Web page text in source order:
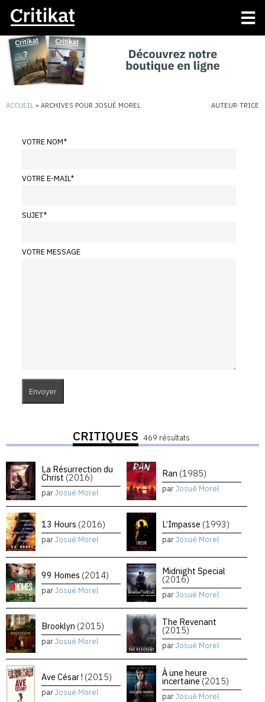
ACCUEIL » ARCHIVES POUR JOSUÉ MOREL AUTEUR·TRICE
VOTRE NOM*
VOTRE E-MAIL*
SUJET*
VOTRE MESSAGE
CRITIQUES 469 résultats
La Résurrection du
Christ (2016)
parJosué Morel
Ran (1985)
parJosué Morel
13 Hours (2016)
parJosué Morel
L’Impasse (1993)
parJosué Morel
99 Homes (2014)
parJosué Morel
Midnight Special
(2016)
parJosué Morel
Brooklyn (2015)
parJosué Morel
The Revenant
(2015)
parJosué Morel
Ave César ! (2015)
parJosué Morel
À une heure
incertaine (2015)
parJosué Morel